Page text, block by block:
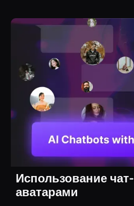
Использование
аватарами